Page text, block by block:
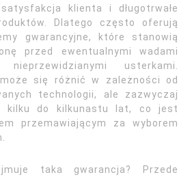
klienta i długotrwałe
Dlatego często oferują
gwarancyjne, które stanowią
przed ewentualnymi wadami
usterkami.
może się różnić w zależności od
technologii, ale zazwyczaj
kilku do kilkunastu lat, co jest
przemawiającym za wyborem
taka gwarancja? Przede